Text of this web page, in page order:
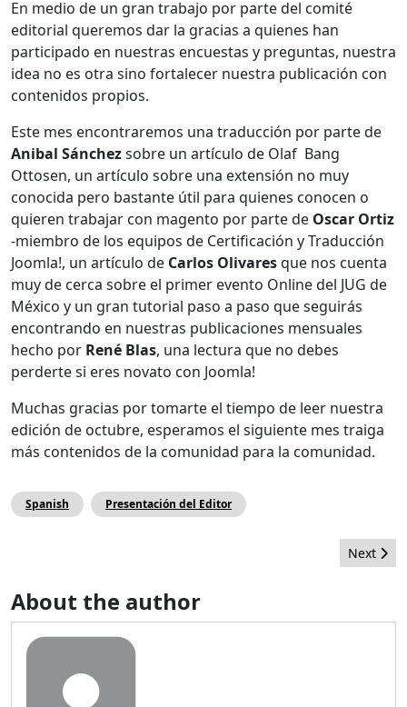
En medio de un gran trabajo por parte del comité
editorial queremos dar la gracias a quienes han
participado en nuestras encuestas y preguntas, nuestra
idea no es otra sino fortalecer nuestra publicación con
contenidos propios.
Este mes encontraremos una traducción por parte de
Anibal Sánchezsobre un artículo de Olaf Bang
Ottosen, un artículo sobre una extensión no muy
conocida pero bastante útil para quienes conocen o
quieren trabajar con magento por parte de Oscar Ortiz
-miembro de los equipos de Certificación y Traducción
Joomla!, un artículo de Carlos Olivaresque nos cuenta
muy de cerca sobre el primer evento Online del JUG de
México y un gran tutorial paso a paso que seguirás
encontrando en nuestras publicaciones mensuales
hecho por René Blas, una lectura que no debes
perderte si eres novato con Joomla!
Muchas gracias por tomarte el tiempo de leer nuestra
edición de octubre, esperamos el siguiente mes traiga
más contenidos de la comunidad para la comunidad.
Spanish Presentación del Editor
Next
Next
About the author